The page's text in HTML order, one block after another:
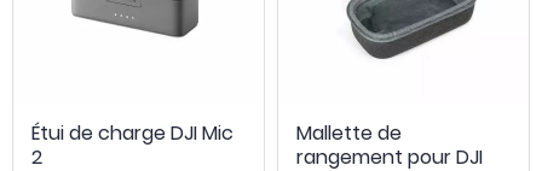
Étui de charge DJI Mic
2
Mallette de
rangement pour DJI